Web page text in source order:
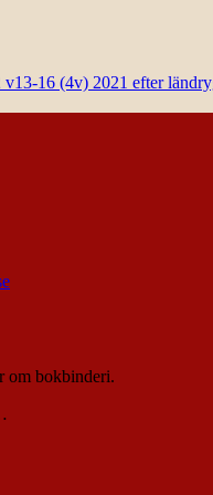
16 (4v) 2021 efter
om bokbinderi.